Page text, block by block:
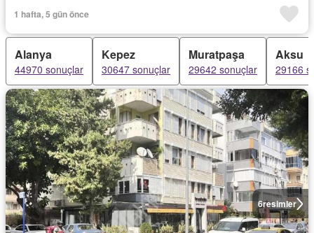
1 hafta, 5 gün önce
Alanya
44970 sonuçlar
Kepez
30647 sonuçlar
Muratpaşa
29642 sonuçlar
Aksu
29166
6resimler